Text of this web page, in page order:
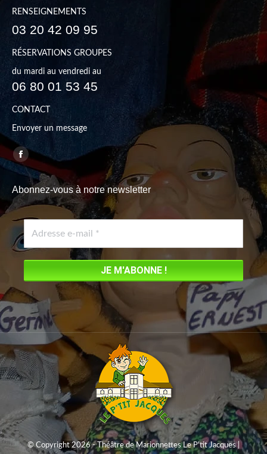
RENSEIGNEMENTS
03 20 42 09 95
RÉSERVATIONS GROUPES
du mardi au vendredi au
06 80 01 53 45
CONTACT
Envoyer un message
Trouvez nous sur :
Facebook
page
opens
in
new
window
Abonnez-vous à notre newsletter
© Copyright 2026 - Théâtre de Marionnettes Le P'tit Jacques |